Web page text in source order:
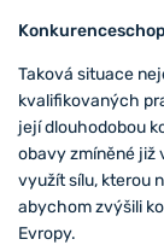
Taková situace
kvalifikovaných
její dlouhodobou
obavy zmíněné již
využít sílu, kterou
abychom zvýšili
Evropy.